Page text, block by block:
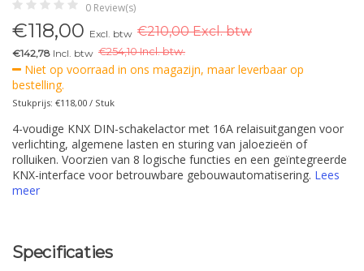
0 Review(s)
€118,00 Excl. btw €210,00 Excl. btw
€142,78 Incl. btw €254,10 Incl. btw.
Niet op voorraad in ons magazijn, maar leverbaar op
bestelling.
Stukprijs: €118,00 / Stuk
4-voudige KNX DIN-schakelactor met 16A relaisuitgangen voor
verlichting, algemene lasten en sturing van jaloezieën of
rolluiken. Voorzien van 8 logische functies en een geïntegreerde
KNX-interface voor betrouwbare gebouwautomatisering. Lees
meer
Specificaties